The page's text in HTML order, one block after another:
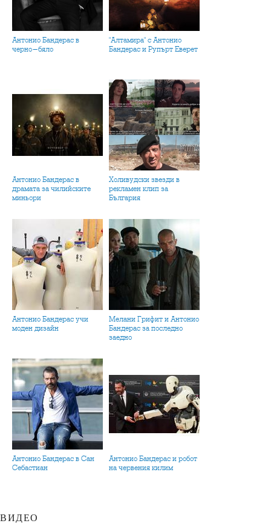
Антонио Бандерас в
черно-бяло
"Алтамира" с Антонио
Бандерас и Рупърт Еверет
Антонио Бандерас в
драмата за чилийските
миньори
Холивудски звезди в
рекламен клип за
България
Антонио Бандерас учи
моден дизайн
Мелани Грифит и Антонио
Бандерас за последно
заедно
Антонио Бандерас в Сан
Себастиан
Антонио Бандерас и робот
на червения килим
ВИДЕО